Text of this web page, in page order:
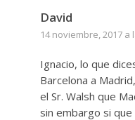
David
14 noviembre, 2017 a
Ignacio, lo que
Barcelona a
el Sr. Walsh que
sin embargo si